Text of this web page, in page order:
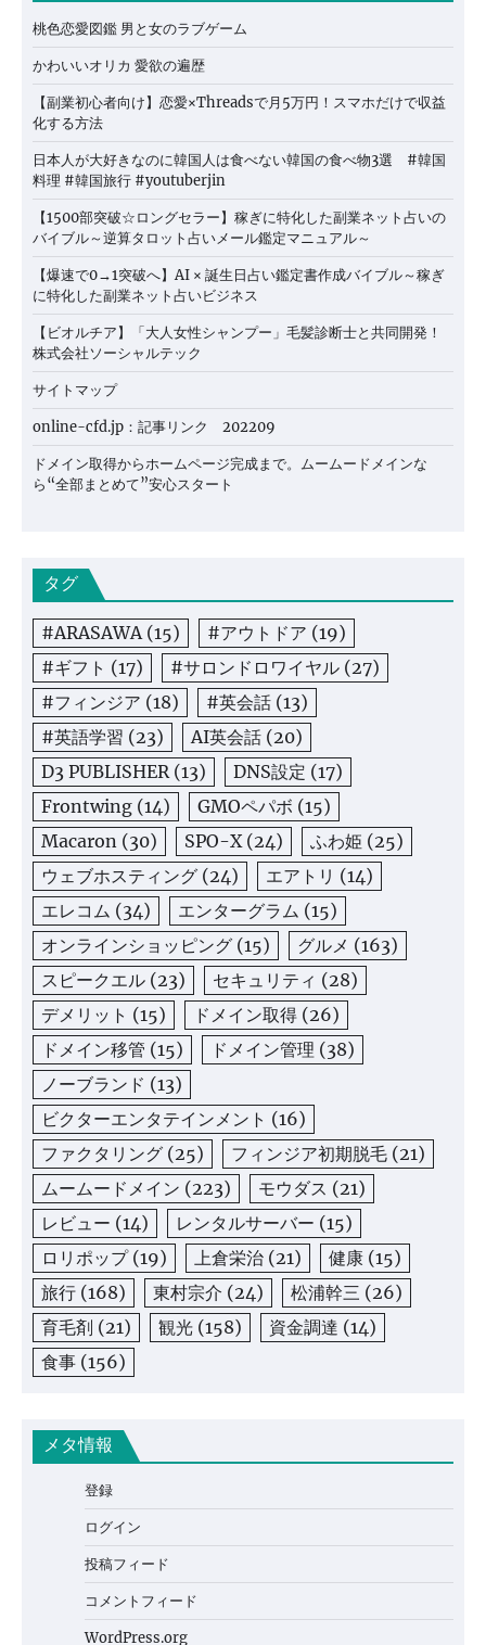
桃色恋愛図鑑 男と女のラブゲーム
かわいいオリカ 愛欲の遍歴
【副業初心者向け】恋愛×Threadsで月5万円！スマホだけで収益
化する方法
日本人が大好きなのに韓国人は食べない韓国の食べ物3選 #韓国
料理 #韓国旅行 #youtuberjin
【1500部突破☆ロングセラー】稼ぎに特化した副業ネット占いの
バイブル～逆算タロット占いメール鑑定マニュアル～
【爆速で0→1突破へ】AI × 誕生日占い鑑定書作成バイブル～稼ぎ
に特化した副業ネット占いビジネス
【ビオルチア】「大人女性シャンプー」毛髪診断士と共同開発！
株式会社ソーシャルテック
サイトマップ
online-cfd.jp：記事リンク 202209
ドメイン取得からホームページ完成まで。ムームードメインな
ら“全部まとめて”安心スタート
タグ
#ARASAWA (15) #アウトドア (19)
#ギフト (17) #サロンドロワイヤル (27)
#フィンジア (18) #英会話 (13)
#英語学習 (23) AI英会話 (20)
D3 PUBLISHER (13) DNS設定 (17)
Frontwing (14) GMOペパボ (15)
Macaron (30) SPO-X (24) ふわ姫 (25)
ウェブホスティング (24) エアトリ (14)
エレコム (34) エンターグラム (15)
オンラインショッピング (15) グルメ (163)
スピークエル (23) セキュリティ (28)
デメリット (15) ドメイン取得 (26)
ドメイン移管 (15) ドメイン管理 (38)
ノーブランド (13)
ビクターエンタテインメント (16)
ファクタリング (25) フィンジア初期脱毛 (21)
ムームードメイン (223) モウダス (21)
レビュー (14) レンタルサーバー (15)
ロリポップ(19) 上倉栄治 (21) 健康 (15)
旅行 (168) 東村宗介 (24) 松浦幹三 (26)
育毛剤 (21) 観光 (158) 資金調達 (14)
食事 (156)
メタ情報
登録
ログイン
投稿フィード
コメントフィード
WordPress.org